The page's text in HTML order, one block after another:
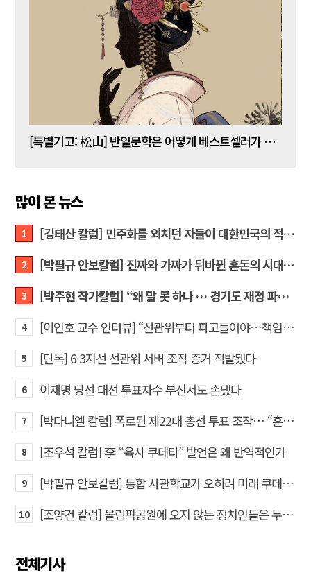
[특별기고: 松山] 반일문학은 어떻게 베스트셀러가 되는가?
많이 본 뉴스
1 [김태산 칼럼] 민주화를 외치던 자들이 대한민국의 적이고 간첩이었다
2 [박필규 안보칼럼] 진짜와 가짜가 뒤바뀐 혼돈의 시대, 안보 파탄은 막아야
3 [박주현 작가칼럼] “왜 말 못 하나 … 경기도 재정 파탄의 진짜 원인을”
4 [이인호 교수 인터뷰] “선관위부터 파고들어야…책임자 직접 고발하라”
5 [단독] 6·3지선 선관위 서버 조작 증거 적발됐다
6 이재명 당선 대선 투표자수 부산서도 손댔다
7 [박다니엘 칼럼] 폭로된 제22대 총선 투표 조작… “흔들리는 가짜 국회의원들”
8 [조우석 칼럼] 李 “육사 쿠데타” 발언은 왜 반역적인가
9 [박필규 안보칼럼] 통합 사관학교가 오히려 미래 쿠데타의 통로가 되는 이유
10 [조양건 칼럼] 올림픽공원에 오지 않는 정치인들은 누구인가
전체기사